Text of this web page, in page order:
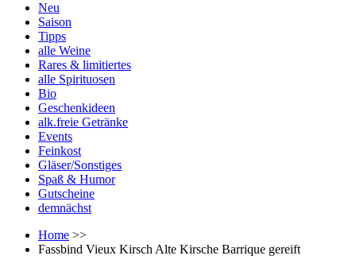
Neu
Saison
Tipps
alle Weine
Rares & limitiertes
alle Spirituosen
Bio
Geschenkideen
alk.freie Getränke
Events
Feinkost
Gläser/Sonstiges
Spaß & Humor
Gutscheine
demnächst
Home >>
Fassbind Vieux Kirsch Alte Kirsche Barrique gereift